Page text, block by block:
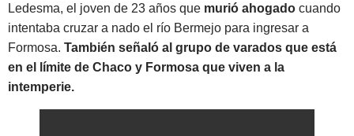
Ledesma, el joven de 23 años que murió ahogado cuando
intentaba cruzar a nado el río Bermejo para ingresar a
Formosa. También señaló al grupo de varados que está
en el límite de Chaco y Formosa que viven a la
intemperie.